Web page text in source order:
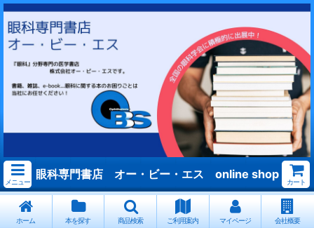
メニュー
眼科専門書店 オー・ビー・エス online shop
カート
ホーム 本を探す 商品検索 ご利用案内 マイページ 会社概要